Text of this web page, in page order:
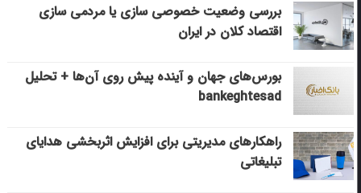
بررسی وضعیت خصوصی سازی یا مردمی سازی
اقتصاد کلان در ایران
بورس‌های جهان و آینده پیش روی آن‌ها + تحلیل
bankeghtesad
راهکارهای مدیریتی برای افزایش اثربخشی هدایای
تبلیغاتی